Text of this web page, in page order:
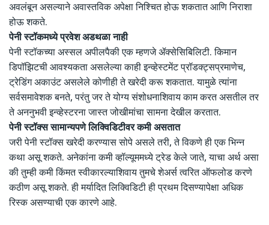
अवलंबून असल्याने अवास्तविक अपेक्षा निश्चित होऊ शकतात आणि निराशा
होऊ शकते.
पेनी स्टॉकमध्ये प्रवेश अडथळा नाही
पेनी स्टॉकच्या अस्सल अपीलपैकी एक म्हणजे ॲक्सेसिबिलिटी. किमान
डिपॉझिटची आवश्यकता असलेल्या काही इन्व्हेस्टमेंट प्रॉडक्ट्सप्रमाणेच,
ट्रेडिंग अकाउंट असलेले कोणीही ते खरेदी करू शकतात. यामुळे त्यांना
सर्वसमावेशक बनते, परंतु जर ते योग्य संशोधनाशिवाय काम करत असतील तर
ते अननुभवी इन्व्हेस्टरना जास्त जोखीमांचा सामना देखील करतात.
पेनी स्टॉक्स सामान्यपणे लिक्विडिटीवर कमी असतात
जरी पेनी स्टॉक्स खरेदी करण्यास सोपे असले तरी, ते विकणे ही एक भिन्न
कथा असू शकते. अनेकांना कमी व्हॉल्यूममध्ये ट्रेड केले जाते, याचा अर्थ असा
की तुम्ही कमी किंमत स्वीकारल्याशिवाय तुमचे शेअर्स त्वरित ऑफलोड करणे
कठीण असू शकते. ही मर्यादित लिक्विडिटी ही प्रथम दिसण्यापेक्षा अधिक
रिस्क असण्याची एक कारणे आहे.